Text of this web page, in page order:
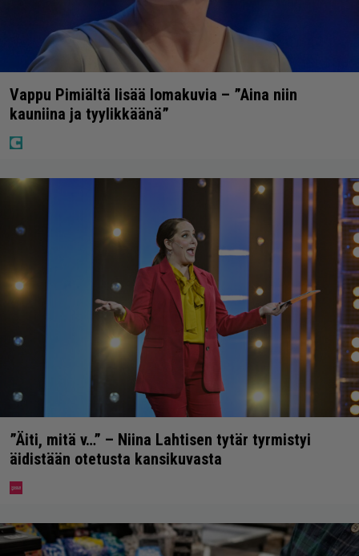
Vappu Pimiältä lisää lomakuvia – ”Aina niin
kauniina ja tyylikkäänä”
”Äiti, mitä v…” – Niina Lahtisen tytär tyrmistyi
äidistään otetusta kansikuvasta